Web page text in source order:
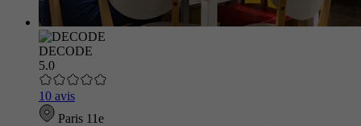
DECODE
5.0
10 avis
Paris 11e